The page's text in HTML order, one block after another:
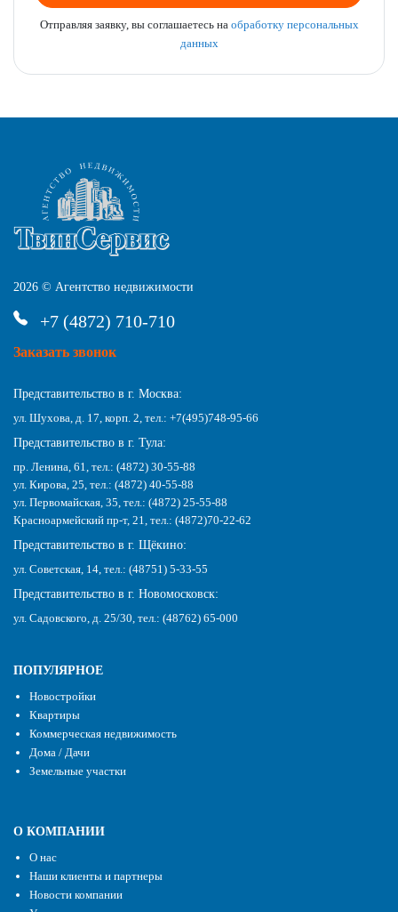
Отправляя заявку, вы соглашаетесь на обработку персональных
данных
2026 © Агентство недвижимости
+7 (4872) 710-710
Заказать звонок
Представительство в г. Москва:
ул. Шухова, д. 17, корп. 2, тел.: +7(495)748-95-66
Представительство в г. Тула:
пр. Ленина, 61, тел.: (4872) 30-55-88
ул. Кирова, 25, тел.: (4872) 40-55-88
ул. Первомайская, 35, тел.: (4872) 25-55-88
Красноармейский пр-т, 21, тел.: (4872)70-22-62
Представительство в г. Щёкино:
ул. Советская, 14, тел.: (48751) 5-33-55
Представительство в г. Новомосковск:
ул. Садовского, д. 25/30, тел.: (48762) 65-000
ПОПУЛЯРНОЕ
Новостройки
Квартиры
Коммерческая недвижимость
Дома / Дачи
Земельные участки
О КОМПАНИИ
О нас
Наши клиенты и партнеры
Новости компании